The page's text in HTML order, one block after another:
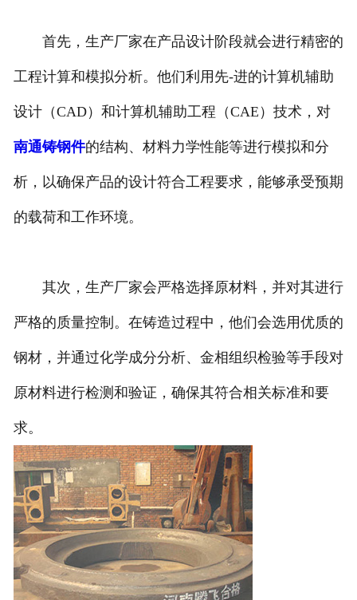
首先，生产厂家在产品设计阶段就会进行精密的
工程计算和模拟分析。他们利用先-进的计算机辅助
设计（CAD）和计算机辅助工程（CAE）技术，对
南通铸钢件的结构、材料力学性能等进行模拟和分
析，以确保产品的设计符合工程要求，能够承受预期
的载荷和工作环境。
其次，生产厂家会严格选择原材料，并对其进行
严格的质量控制。在铸造过程中，他们会选用优质的
钢材，并通过化学成分分析、金相组织检验等手段对
原材料进行检测和验证，确保其符合相关标准和要
求。